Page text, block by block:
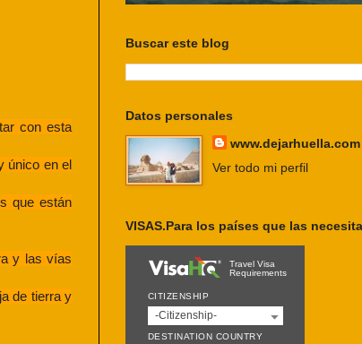
con esta
único en el
que están
y las vías
de tierra y
Buscar este blog
Datos personales
www.dejarhuella.com
Ver todo mi perfil
VISAS.Para los países que las
Travel Visa
Requirements
CITIZENSHIP
-Citizenship-
DESTINATION COUNTRY